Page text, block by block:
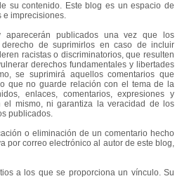
su contenido. Este blog es un espacio de
e imprecisiones.
aparecerán publicados una vez que los
de suprimirlos en caso de incluir
racistas o discriminatorios, que resulten
derechos fundamentales y libertades
se suprimirá aquellos comentarios que
que no guarde relación con el tema de la
enlaces, comentarios, expresiones y
mismo, ni garantiza la veracidad de los
publicados.
o eliminación de un comentario hecho
por correo electrónico al autor de este blog,
a los que se proporciona un vínculo. Su